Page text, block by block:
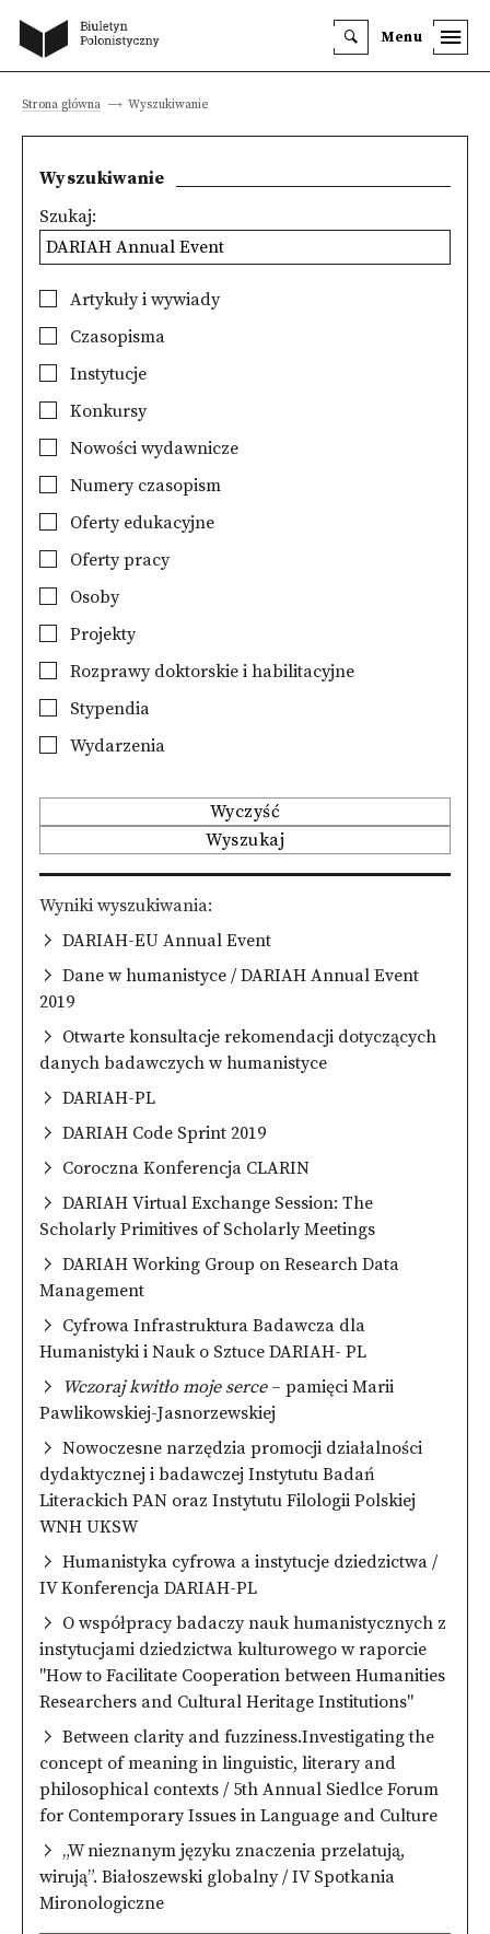
Menu
Strona główna Wyszukiwanie
Wyszukiwanie
Szukaj:
Artykuły i wywiady
Czasopisma
Instytucje
Konkursy
Nowości wydawnicze
Numery czasopism
Oferty edukacyjne
Oferty pracy
Osoby
Projekty
Rozprawy doktorskie i habilitacyjne
Stypendia
Wydarzenia
Wyczyść
Wyszukaj
Wyniki wyszukiwania
DARIAH-EU Annual Event
Dane w humanistyce / DARIAH Annual Event
2019
Otwarte konsultacje rekomendacji dotyczących
danych badawczych w humanistyce
DARIAH-PL
DARIAH Code Sprint 2019
Coroczna Konferencja CLARIN
DARIAH Virtual Exchange Session: The
Scholarly Primitives of Scholarly Meetings
DARIAH Working Group on Research Data
Management
Cyfrowa Infrastruktura Badawcza dla
Humanistyki i Nauk o Sztuce DARIAH- PL
Wczoraj kwitło moje serce – pamięci Marii
Pawlikowskiej-Jasnorzewskiej
Nowoczesne narzędzia promocji działalności
dydaktycznej i badawczej Instytutu Badań
Literackich PAN oraz Instytutu Filologii Polskiej
WNH UKSW
Humanistyka cyfrowa a instytucje dziedzictwa /
IV Konferencja DARIAH-PL
O współpracy badaczy nauk humanistycznych z
instytucjami dziedzictwa kulturowego w raporcie
"How to Facilitate Cooperation between Humanities
Researchers and Cultural Heritage Institutions"
Between clarity and fuzziness.Investigating the
concept of meaning in linguistic, literary and
philosophical contexts / 5th Annual Siedlce Forum
for Contemporary Issues in Language and Culture
„W nieznanym języku znaczenia przelatują,
wirują”. Białoszewski globalny / IV Spotkania
Mironologiczne